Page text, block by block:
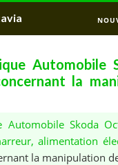
Automobile
la
Automobile Skoda
alimentation
la manipulation